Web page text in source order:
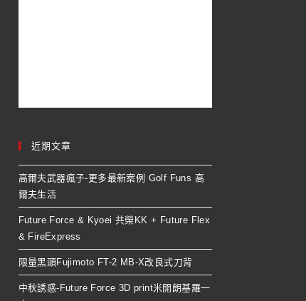
近期文章
高爾夫武器瘋子-更多最新案例 Golf Funs 高
爾夫生活
Future Force & Kyoei 共榮KK + Future Flex
& FireExpress
限量黑頭Fujimoto FT-2 MB-X改良式刀背
中秋誘惑-Future Force 3D print米開朗基羅一